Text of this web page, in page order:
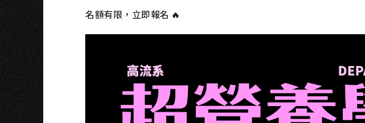
名額有限，立即報名 🔥